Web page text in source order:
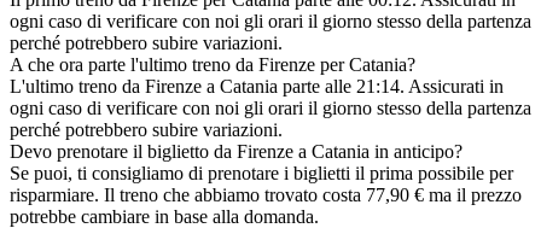
ogni caso di verificare con noi gli orari il giorno stesso della partenza
perché potrebbero subire variazioni.
A che ora parte l'ultimo treno da Firenze per Catania?
L'ultimo treno da Firenze a Catania parte alle 21:14. Assicurati in
ogni caso di verificare con noi gli orari il giorno stesso della partenza
perché potrebbero subire variazioni.
Devo prenotare il biglietto da Firenze a Catania in anticipo?
Se puoi, ti consigliamo di prenotare i biglietti il prima possibile per
risparmiare. Il treno che abbiamo trovato costa 77,90 € ma il prezzo
potrebbe cambiare in base alla domanda.